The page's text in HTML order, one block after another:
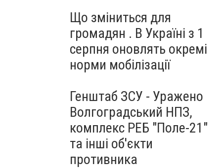
Що зміниться для
громадян . В Україні з 1
серпня оновлять окремі
норми мобілізації
Генштаб ЗСУ - Уражено
Волгоградський НПЗ,
комплекс РЕБ "Поле-21"
та інші об'єкти
противника